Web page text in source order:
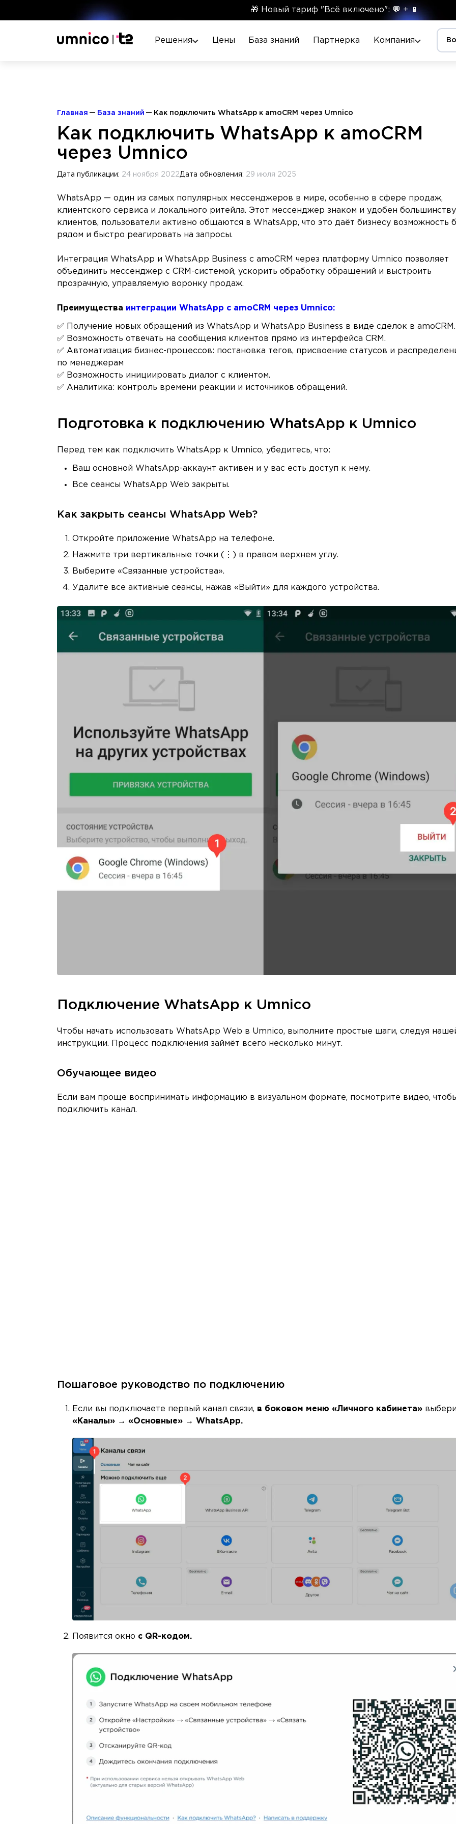
🎁 Новый тариф "Всё включено": 💬 + 📱
Решения Цены База знаний Партнерка Компания
Главная База знаний Как подключить WhatsApp к amoCRM через Umnico
Как подключить WhatsApp к amoCRM
через Umnico
Дата публикации: 24 ноября 2022Дата обновления: 29 июля 2025
WhatsApp — один из самых популярных мессенджеров в мире, особенно в сфере продаж,
клиентского сервиса и локального ритейла. Этот мессенджер знаком и удобен большинству
клиентов, пользователи активно общаются в WhatsApp, что это даёт бизнесу возможность
рядом и быстро реагировать на запросы.
Интеграция WhatsApp и WhatsApp Business с amoCRM через платформу Umnico позволяет
объединить мессенджер с CRM-системой, ускорить обработку обращений и выстроить
прозрачную, управляемую воронку продаж.
Преимущества интеграции WhatsApp с amoCRM через Umnico:
✅ Получение новых обращений из WhatsApp и WhatsApp Business в виде сделок в amoCRM.
✅ Возможность отвечать на сообщения клиентов прямо из интерфейса CRM.
✅ Автоматизация бизнес-процессов: постановка тегов, присвоение статусов и
по менеджерам
✅ Возможность инициировать диалог с клиентом.
✅ Аналитика: контроль времени реакции и источников обращений.
Подготовка к подключению WhatsApp к Umnico
Перед тем как подключить WhatsApp к Umnico, убедитесь, что:
Ваш основной WhatsApp-аккаунт активен и у вас есть доступ к нему.
Все сеансы WhatsApp Web закрыты.
Как закрыть сеансы WhatsApp Web?
Откройте приложение WhatsApp на телефоне.
Нажмите три вертикальные точки (⋮) в правом верхнем углу.
Выберите «Связанные устройства».
Удалите все активные сеансы, нажав «Выйти» для каждого устройства.
Подключение WhatsApp к Umnico
Чтобы начать использовать WhatsApp Web в Umnico, выполните простые шаги, следуя
инструкции. Процесс подключения займёт всего несколько минут.
Обучающее видео
Если вам проще воспринимать информацию в визуальном формате, посмотрите видео,
подключить канал.
Пошаговое руководство по подключению
Если вы подключаете первый канал связи, в боковом меню «Личного кабинета»
«Каналы» → «Основные» → WhatsApp.
Появится окно с QR-кодом.